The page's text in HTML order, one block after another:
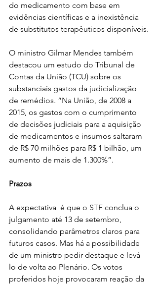
do medicamento com base em
evidências científicas e a inexistência
de substitutos terapêuticos disponíveis.
O ministro Gilmar Mendes também
destacou um estudo do Tribunal de
Contas da União (TCU) sobre os
substanciais gastos da judicialização
de remédios. “Na União, de 2008 a
2015, os gastos com o cumprimento
de decisões judiciais para a aquisição
de medicamentos e insumos saltaram
de R$ 70 milhões para R$ 1 bilhão, um
aumento de mais de 1.300%”.
Prazos
A expectativa  é que o STF conclua o
julgamento até 13 de setembro,
consolidando parâmetros claros para
futuros casos. Mas há a possibilidade
de um ministro pedir destaque e levá-
lo de volta ao Plenário. Os votos
proferidos hoje provocaram reação da